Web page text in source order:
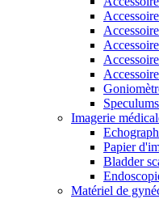
Imagerie
Papier
Bladder
Matériel de